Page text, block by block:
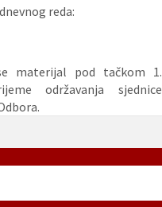
reda:
materijal pod tačkom 1.
održavanja sjednice